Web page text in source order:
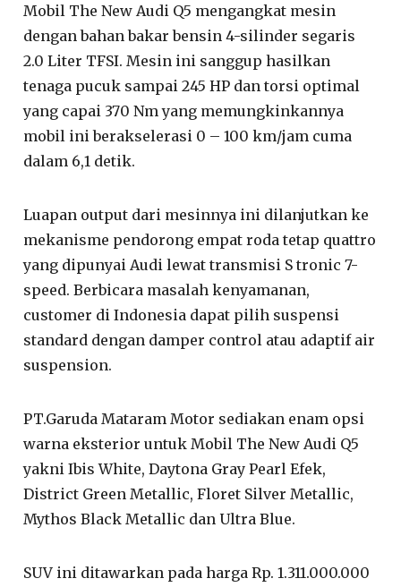
Mobil The New Audi Q5 mengangkat mesin
dengan bahan bakar bensin 4-silinder segaris
2.0 Liter TFSI. Mesin ini sanggup hasilkan
tenaga pucuk sampai 245 HP dan torsi optimal
yang capai 370 Nm yang memungkinkannya
mobil ini berakselerasi 0 – 100 km/jam cuma
dalam 6,1 detik.
Luapan output dari mesinnya ini dilanjutkan ke
mekanisme pendorong empat roda tetap quattro
yang dipunyai Audi lewat transmisi S tronic 7-
speed. Berbicara masalah kenyamanan,
customer di Indonesia dapat pilih suspensi
standard dengan damper control atau adaptif air
suspension.
PT.Garuda Mataram Motor sediakan enam opsi
warna eksterior untuk Mobil The New Audi Q5
yakni Ibis White, Daytona Gray Pearl Efek,
District Green Metallic, Floret Silver Metallic,
Mythos Black Metallic dan Ultra Blue.
SUV ini ditawarkan pada harga Rp. 1.311.000.000